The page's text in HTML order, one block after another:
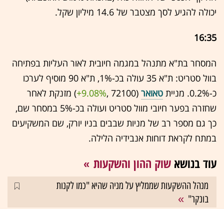
יכולה להגיע לסך מצטבר של 14.6 מיליון שקל.
16:35
המסחר בת"א מתנהל במגמה חיובית לאור העליות בפתיחה
בוול סטריט: ת"א 35 עולה בכ-1%, ת"א 90 מוסיף לערכו
כ-0.2%. מניית
טאואר (72100 ,‎
+9.08%‏) מזנקת לאחר
שחזרה בפער חיובי מוול סטריט ועולה בכ-5% במסחר שם,
כך גם מספר רב של מניות שבבים בניו יורק, שם המשקיעים
במתח לקראת דוחות אנבידיה הלילה.
עוד בנושא שוק ההון והשקעות
מנהל ההשקעות שממליץ על מניה שהיא "כמו לקנות
בונקר"